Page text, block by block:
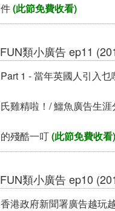
件(此節免費收看)
FUN類小廣告 ep11
Part 1 - 當年英國人引入
氏雞精啦！/ 鱷魚廣告生
的殘酷一叮(此節免費收看)
FUN類小廣告 ep10
香港政府新聞署廣告越玩